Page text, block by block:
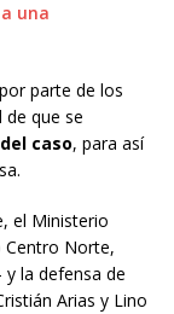
una
por parte de los
que se
caso, para así
el Ministerio
Centro Norte,
y la defensa de
Arias y Lino